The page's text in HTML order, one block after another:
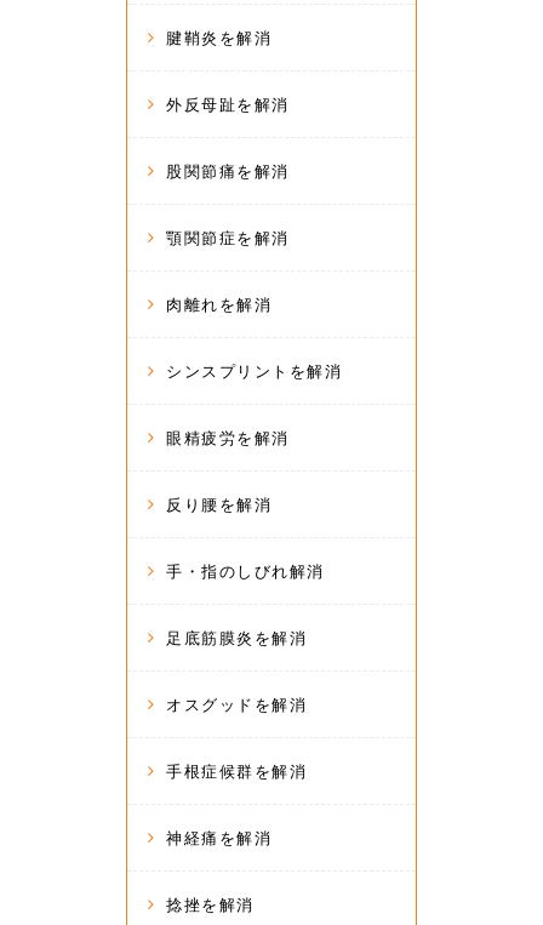
腱鞘炎を解消
外反母趾を解消
股関節痛を解消
顎関節症を解消
肉離れを解消
シンスプリントを解消
眼精疲労を解消
反り腰を解消
手・指のしびれ解消
足底筋膜炎を解消
オスグッドを解消
手根症候群を解消
神経痛を解消
捻挫を解消